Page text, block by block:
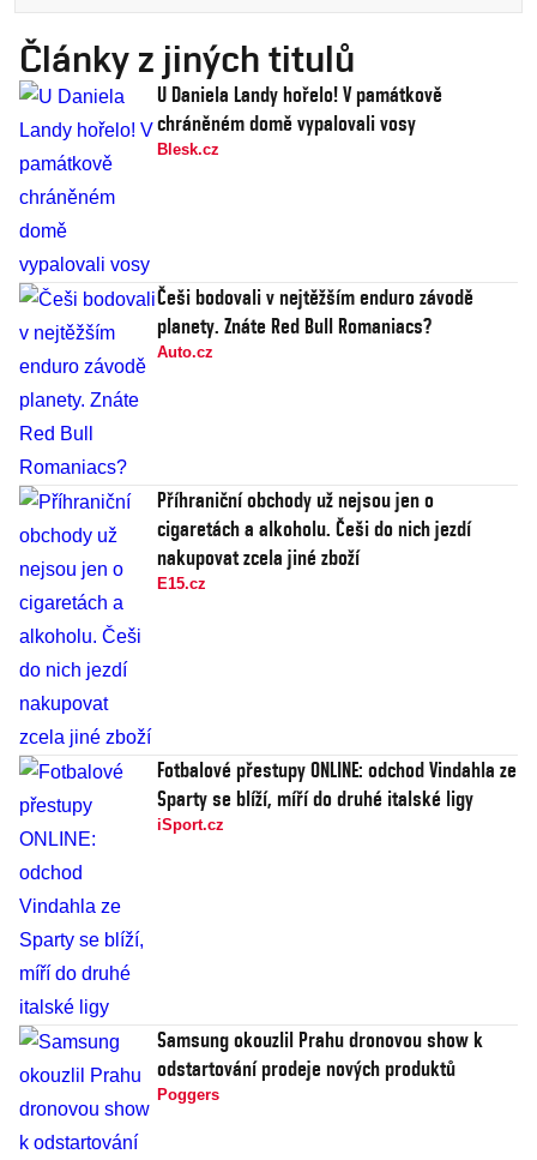
Články z jiných titulů
U Daniela Landy hořelo! V památkově
chráněném domě vypalovali vosy
Blesk.cz
Češi bodovali v nejtěžším enduro závodě
planety. Znáte Red Bull Romaniacs?
Auto.cz
Příhraniční obchody už nejsou jen o
cigaretách a alkoholu. Češi do nich jezdí
nakupovat zcela jiné zboží
E15.cz
Fotbalové přestupy ONLINE: odchod Vindahla ze
Sparty se blíží, míří do druhé italské ligy
iSport.cz
Samsung okouzlil Prahu dronovou show k
odstartování prodeje nových produktů
Poggers